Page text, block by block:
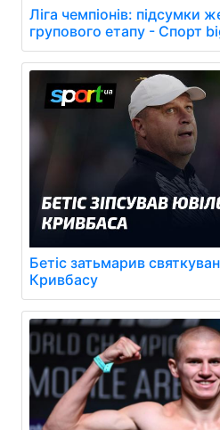
Ліга чемпіонів: підсумки
групового етапу - Спорт
Бетіс затьмарив
Кривбасу